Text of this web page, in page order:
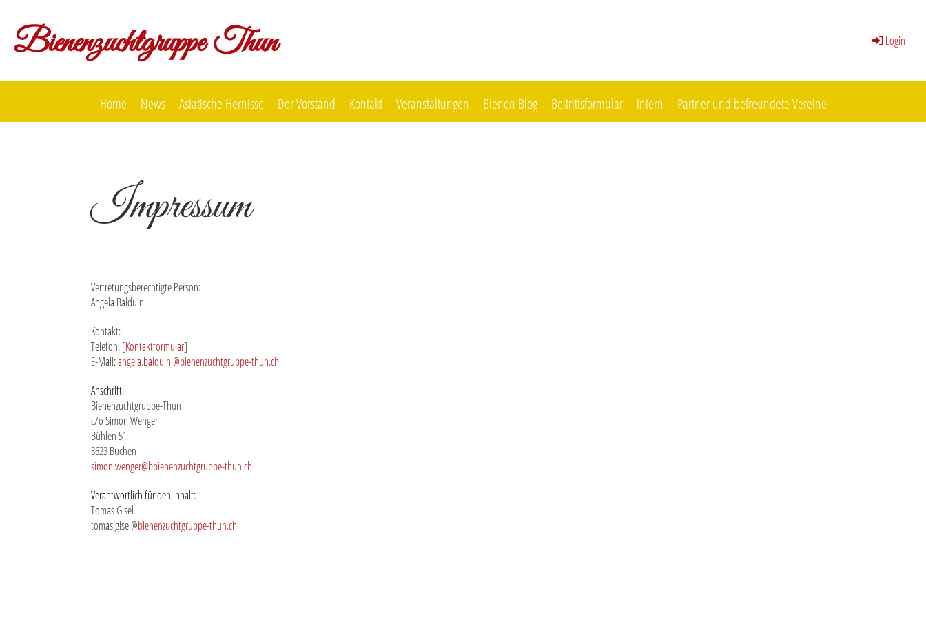
Bienenzuchtgruppe Thun Login
Home News Asiatische Hernisse Der Vorstand Kontakt Veranstaltungen Bienen Blog Beitrittsformular Intern Partner und befreundete Vereine
Impressum
Vertretungsberechtigte Person:
Angela Balduini
Kontakt:
Telefon: [Kontaktformular]
E-Mail:angela.balduini@bienenzuchtgruppe-thun.ch
Anschrift:
Bienenzuchtgruppe-Thun
c/o Simon Wenger
Bühlen 51
3623 Buchen
simon.wenger@bbienenzuchtgruppe-thun.ch
Verantwortlich für den Inhalt:
Tomas Gisel
tomas.gisel@bienenzuchtgruppe-thun.ch